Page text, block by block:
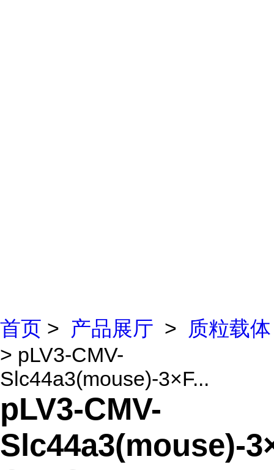
首页 > 产品展厅 >
质粒载体
> pLV3-CMV-
Slc44a3(mouse)-3×F...
pLV3-CMV-
Slc44a3(mouse)-